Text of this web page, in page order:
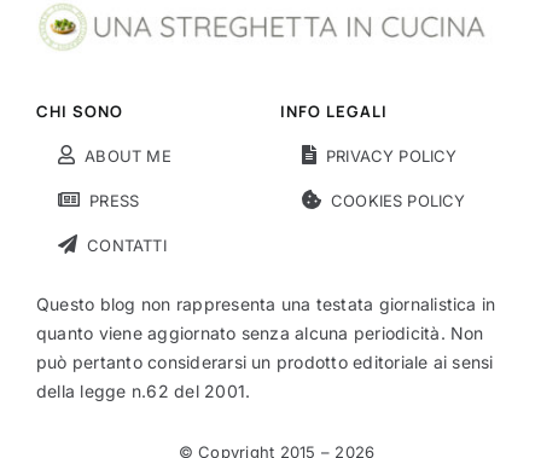
CHI SONO
ABOUT ME
PRESS
CONTATTI
INFO LEGALI
PRIVACY POLICY
COOKIES POLICY
Questo blog non rappresenta una testata giornalistica in
quanto viene aggiornato senza alcuna periodicità. Non
può pertanto considerarsi un prodotto editoriale ai sensi
della legge n.62 del 2001.
© Copyright 2015 – 2026